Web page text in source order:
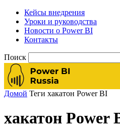
Кейсы внедрения
Уроки и руководства
Новости о Power BI
Контакты
Поиск
Домой Теги хакатон Power BI
хакатон Power